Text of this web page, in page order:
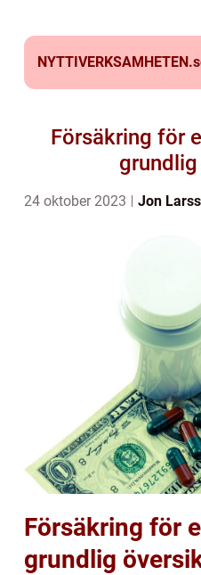
NYTTIVERKSAMHETEN.
Försäkring för
24 oktober 2023 Jon
Försäkring för
grundlig